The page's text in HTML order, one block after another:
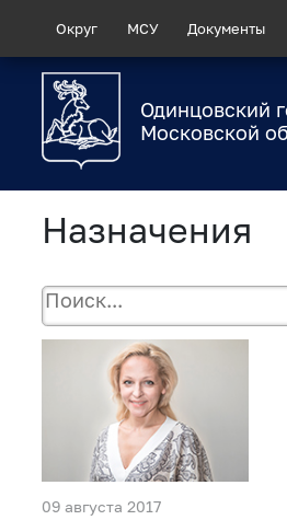
Округ МСУ Документы
Одинцовский
Московской
Назначения
09 августа 2017